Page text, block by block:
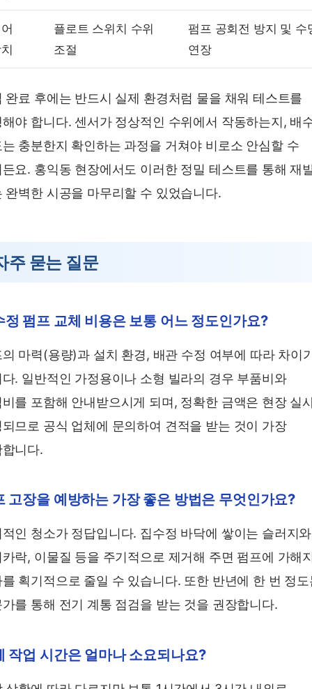
플로트 스위치 수위
조절
펌프 공회전 방지 및 수
연장
완료 후에는 반드시 실제 환경처럼 물을 채워 테스트를
야 합니다. 센서가 정상적인 수위에서 작동하는지, 배
충분한지 확인하는 과정을 거쳐야 비로소 안심할 수
요. 홍익동 현장에서도 이러한 정밀 테스트를 통해 재
완벽한 시공을 마무리할 수 있었습니다.
주 묻는 질문
정 펌프 교체 비용은 보통 어느 정도인가요?
마력(용량)과 설치 환경, 배관 수정 여부에 따라 차이
. 일반적인 가정용이나 소형 빌라의 경우 부품비와
를 포함해 안내받으시게 되며, 정확한 금액은 현장 실
므로 공식 업체에 문의하여 견적을 받는 것이 가장
니다.
고장을 예방하는 가장 좋은 방법은 무엇인가요?
인 청소가 정답입니다. 집수정 바닥에 쌓이는 슬러지와
락, 이물질 등을 주기적으로 제거해 주면 펌프에 가해
획기적으로 줄일 수 있습니다. 또한 반년에 한 번 정도
를 통해 전기 계통 점검을 받는 것을 권장합니다.
작업 시간은 얼마나 소요되나요?